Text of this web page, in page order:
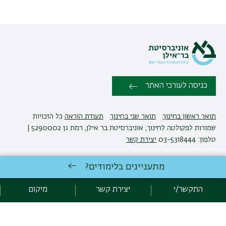
כניסה לעורכי האתר
תואר ראשון בחינוך תואר שני בחינוך תעודת הוראה כל הזכויות
טלפון: 03-5318444
יצירת קשר
אגף תקשוב, אוניברסיטת בר-אילן
אקדימה בר-אילן
מתעניינים בלימודים?
התקשר/י יצירת קשר מיקום